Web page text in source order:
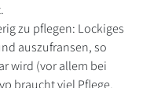
zu pflegen: Lockiges
auszufransen, so
wird (vor allem bei
braucht viel Pflege,